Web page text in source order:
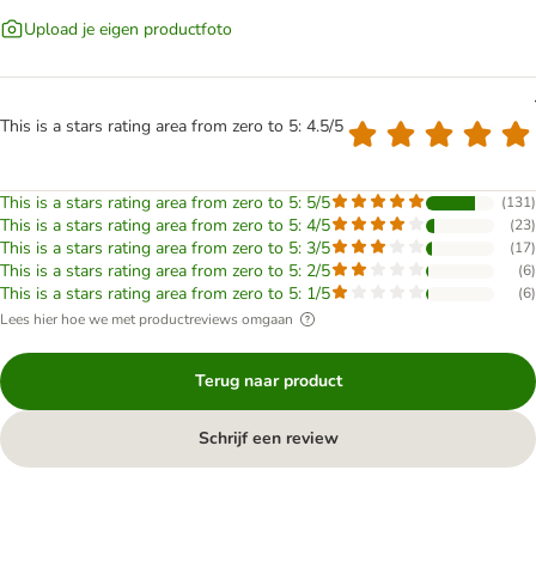
Upload je eigen productfoto
This is a stars rating area from zero to 5: 4.5/5
This is a stars rating area from zero to 5: 5/5 (131)
This is a stars rating area from zero to 5: 4/5 (23)
This is a stars rating area from zero to 5: 3/5 (17)
This is a stars rating area from zero to 5: 2/5 (6)
This is a stars rating area from zero to 5: 1/5 (6)
Lees hier hoe we met productreviews omgaan
Terug naar product
Schrijf een review